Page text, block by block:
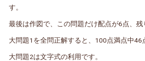
す。
最後は作図で、この問題だけ配点が6点、残
大問題1を全問正解すると、100点満点中46
大問題2は文字式の利用です。